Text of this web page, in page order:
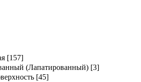
[157]
(Лапатированный) [3]
[45]